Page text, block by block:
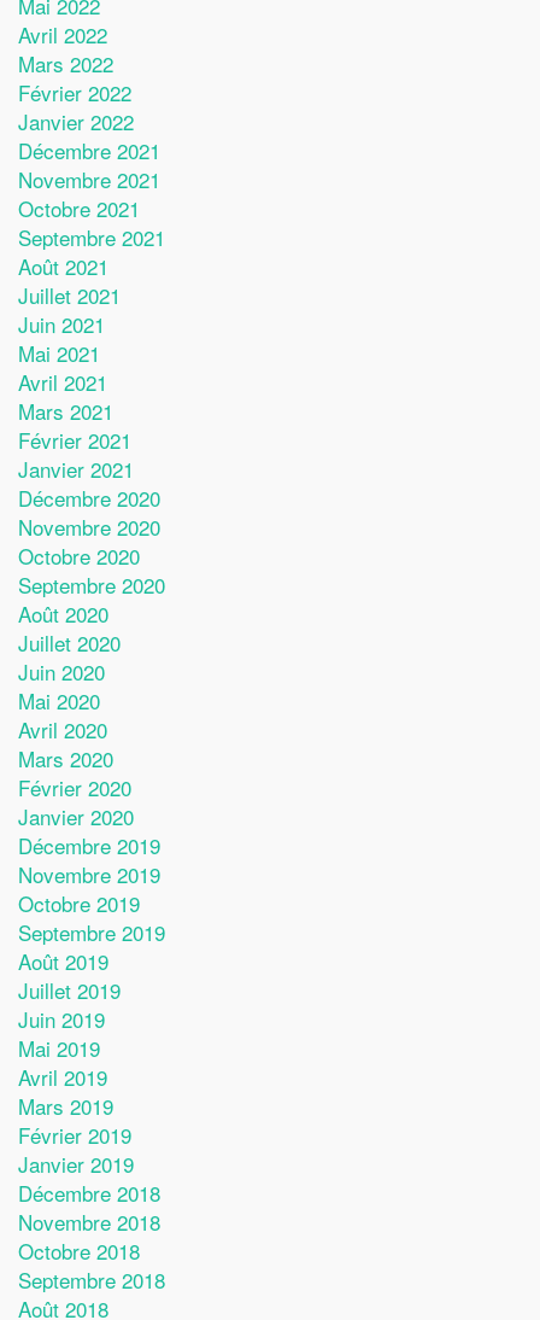
Avril 2022
Mars 2022
Février 2022
Janvier 2022
Décembre 2021
Novembre 2021
Octobre 2021
Septembre 2021
Août 2021
Juillet 2021
Juin 2021
Mai 2021
Avril 2021
Mars 2021
Février 2021
Janvier 2021
Décembre 2020
Novembre 2020
Octobre 2020
Septembre 2020
Août 2020
Juillet 2020
Juin 2020
Mai 2020
Avril 2020
Mars 2020
Février 2020
Janvier 2020
Décembre 2019
Novembre 2019
Octobre 2019
Septembre 2019
Août 2019
Juillet 2019
Juin 2019
Mai 2019
Avril 2019
Mars 2019
Février 2019
Janvier 2019
Décembre 2018
Novembre 2018
Octobre 2018
Septembre 2018
Août 2018